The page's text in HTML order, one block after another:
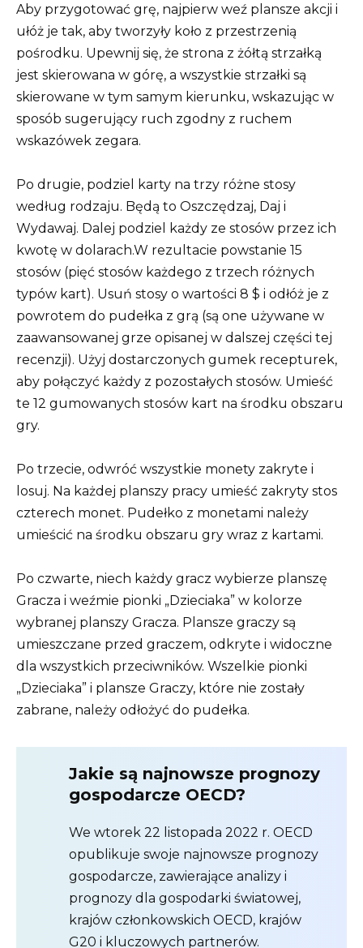
Aby przygotować grę, najpierw weź plansze akcji i
ułóż je tak, aby tworzyły koło z przestrzenią
pośrodku. Upewnij się, że strona z żółtą strzałką
jest skierowana w górę, a wszystkie strzałki są
skierowane w tym samym kierunku, wskazując w
sposób sugerujący ruch zgodny z ruchem
wskazówek zegara.
Po drugie, podziel karty na trzy różne stosy
według rodzaju. Będą to Oszczędzaj, Daj i
Wydawaj. Dalej podziel każdy ze stosów przez ich
kwotę w dolarach.W rezultacie powstanie 15
stosów (pięć stosów każdego z trzech różnych
typów kart). Usuń stosy o wartości 8 $ i odłóż je z
powrotem do pudełka z grą (są one używane w
zaawansowanej grze opisanej w dalszej części tej
recenzji). Użyj dostarczonych gumek recepturek,
aby połączyć każdy z pozostałych stosów. Umieść
te 12 gumowanych stosów kart na środku obszaru
gry.
Po trzecie, odwróć wszystkie monety zakryte i
losuj. Na każdej planszy pracy umieść zakryty stos
czterech monet. Pudełko z monetami należy
umieścić na środku obszaru gry wraz z kartami.
Po czwarte, niech każdy gracz wybierze planszę
Gracza i weźmie pionki „Dzieciaka” w kolorze
wybranej planszy Gracza. Plansze graczy są
umieszczane przed graczem, odkryte i widoczne
dla wszystkich przeciwników. Wszelkie pionki
„Dzieciaka” i plansze Graczy, które nie zostały
zabrane, należy odłożyć do pudełka.
Jakie są najnowsze prognozy
gospodarcze OECD?
We wtorek 22 listopada 2022 r. OECD
opublikuje swoje najnowsze prognozy
gospodarcze, zawierające analizy i
prognozy dla gospodarki światowej,
krajów członkowskich OECD, krajów
G20 i kluczowych partnerów.